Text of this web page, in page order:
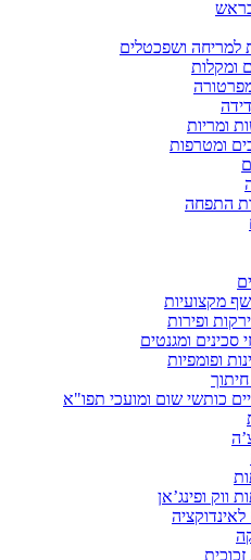
למריחה ושפכטלים
ומקלות
ומריות
ומטרפות
התפחה
שף מקצועיות
ופירות
סכינים ומגנטים
ופומפיות
כותשי שום ומועכי תפו"א
ווק ופינג’אן
לאינדוקציה
זכוכית